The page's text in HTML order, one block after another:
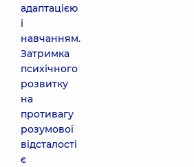
адаптацією
і
навчанням.
Затримка
психічного
розвитку
на
противагу
розумової
відсталості
є